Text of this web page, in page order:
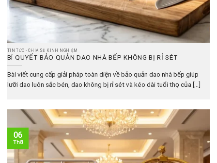
TIN TỨC - CHIA SẺ KINH NGHIỆM
BÍ QUYẾT BẢO QUẢN DAO NHÀ BẾP KHÔNG BỊ RỈ SÉT
Bài viết cung cấp giải pháp toàn diện về bảo quản dao nhà bếp giúp
lưỡi dao luôn sắc bén, dao không bị rỉ sét và kéo dài tuổi thọ của [...]
06
Th8